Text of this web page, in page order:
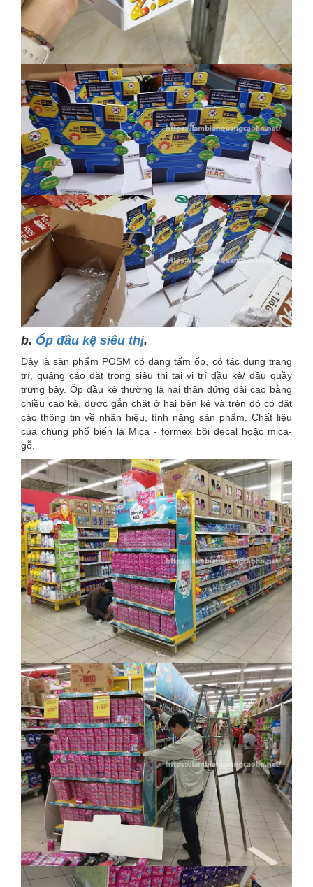
b. Ốp đầu kệ siêu thị.
Đây là sản phẩm POSM có dạng tấm ốp, có tác dụng trang
trí, quảng cáo đặt trong siêu thị tại vị trí đầu kệ/ đầu quầy
trưng bày. Ốp đầu kệ thường là hai thân đứng dài cao bằng
chiều cao kệ, được gắn chặt ở hai bên kệ và trên đó có đặt
các thông tin về nhãn hiệu, tính năng sản phẩm. Chất liệu
của chúng phổ biến là Mica - formex bồi decal hoặc mica-
gỗ.